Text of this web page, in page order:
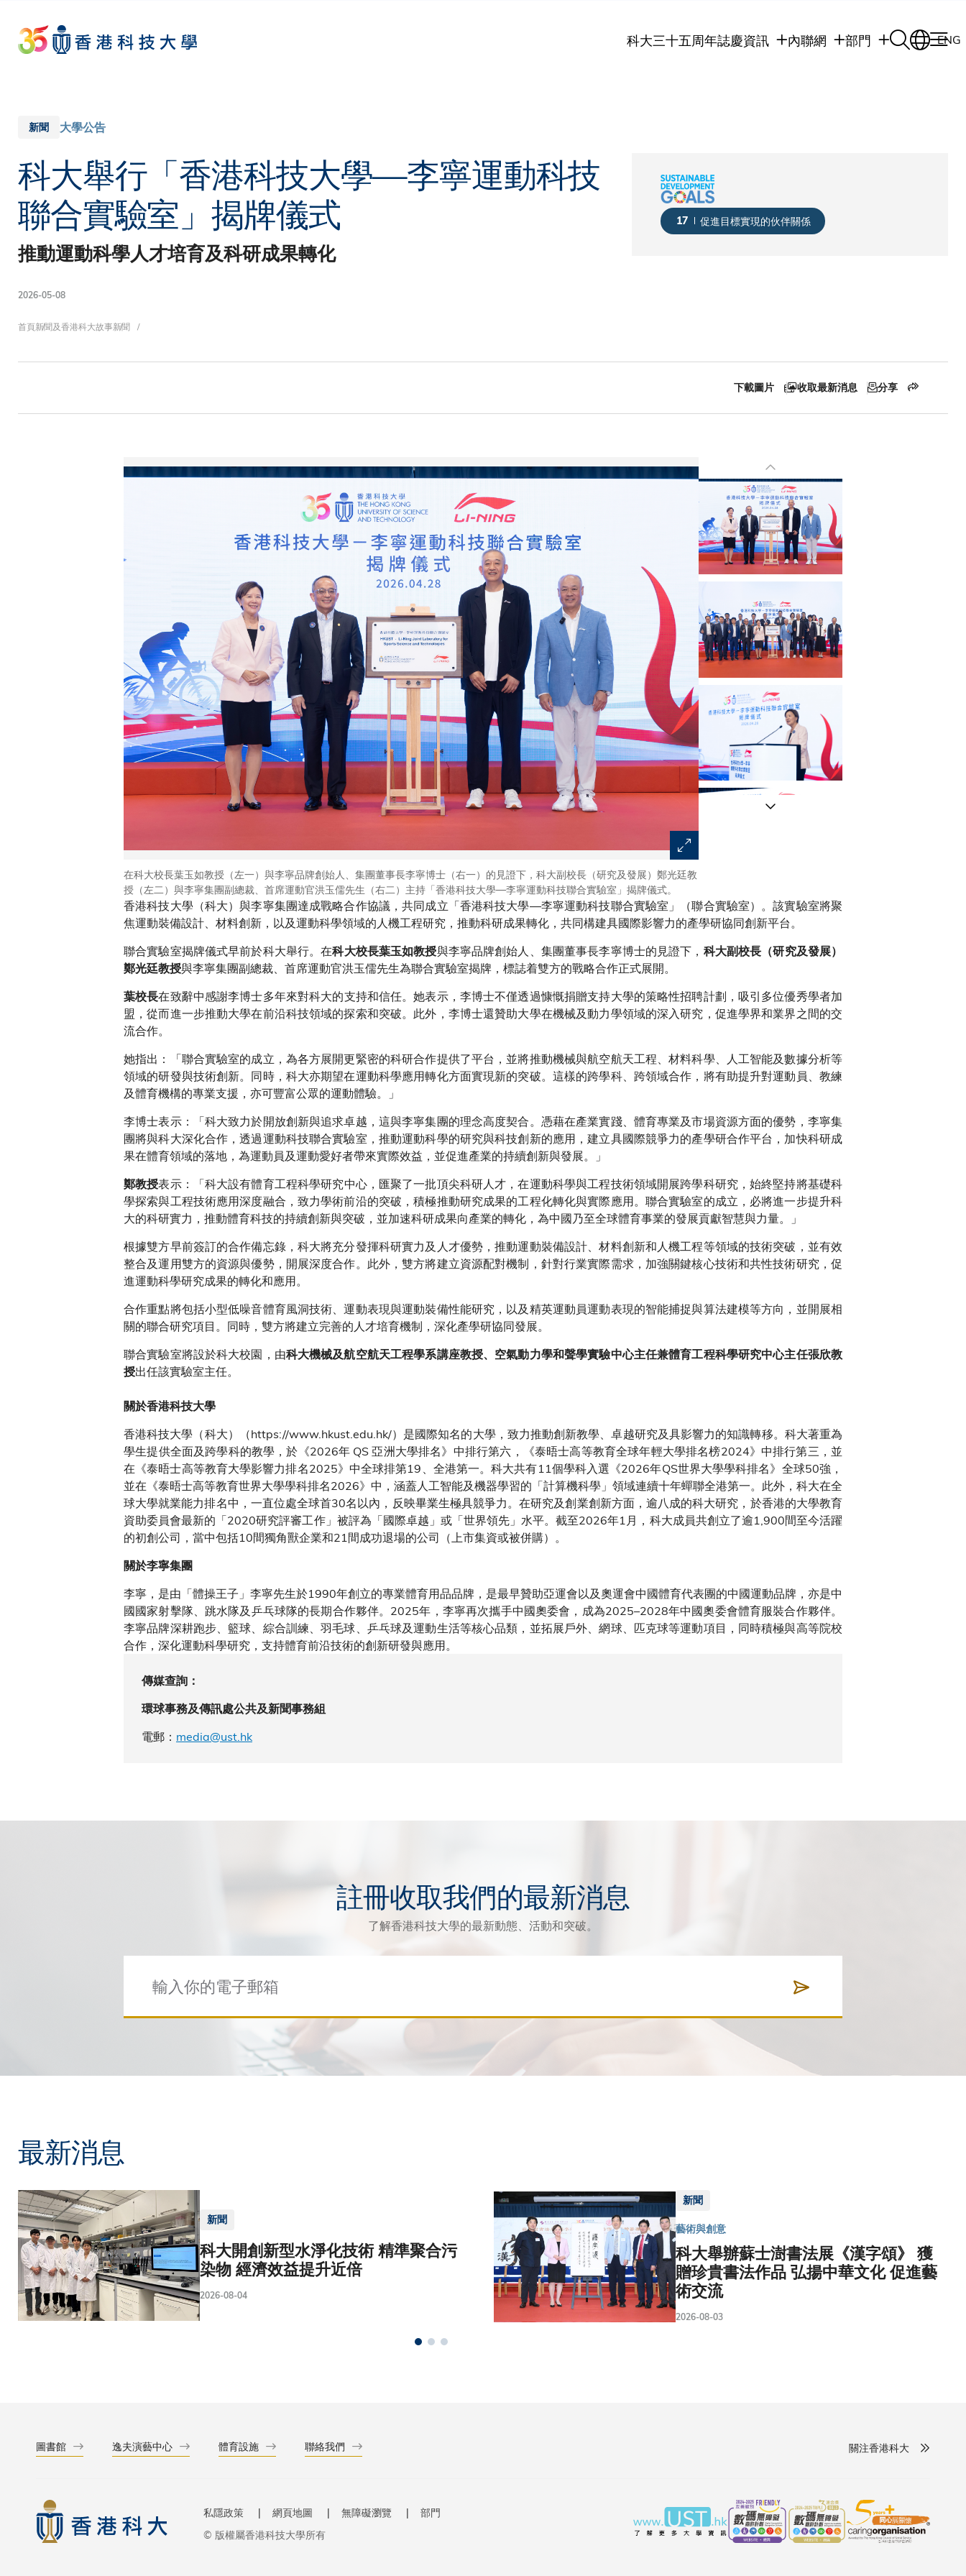
main
content
科大三十五周年誌慶資訊 內聯網 部門 ENG
新聞 大學公告
科大舉行「香港科技大學—李寧運動科技
聯合實驗室」揭牌儀式
推動運動科學人才培育及科研成果轉化
2026-05-08
導
航
首頁新聞及香港科大故事新聞
17 促進目標實現的伙伴關係
下載圖片 收取最新消息 分享
在科大校長葉玉如教授（左一）與李寧品牌創始人、集團董事長李寧博士（右一）的見證下，科大副校長（研究及發展）鄭光廷教
授（左二）與李寧集團副總裁、首席運動官洪玉儒先生（右二）主持「香港科技大學—李寧運動科技聯合實驗室」揭牌儀式。
代表出席「香港科技大學—李寧運動科技聯合實驗室」揭
香港科技大學（科大）與李寧集團達成戰略合作協議，共同成立「香港科技大學—李寧運動科技聯合實驗室」（聯合實驗室）。該實驗室將聚
焦運動裝備設計、材料創新，以及運動科學領域的人機工程研究，推動科研成果轉化，共同構建具國際影響力的產學研協同創新平台。
聯合實驗室揭牌儀式早前於科大舉行。在科大校長葉玉如教授與李寧品牌創始人、集團董事長李寧博士的見證下， 科大副校長（研究及發展）
鄭光廷教授與李寧集團副總裁、首席運動官洪玉儒先生為聯合實驗室揭牌，標誌着雙方的戰略合作正式展開。
葉校長在致辭中感謝李博士多年來對科大的支持和信任。她表示，李博士不僅透過慷慨捐贈支持大學的策略性招聘計劃，吸引多位優秀學者加
盟，從而進一步推動大學在前沿科技領域的探索和突破。此外，李博士還贊助大學在機械及動力學領域的深入研究，促進學界和業界之間的交
流合作。
她指出：「聯合實驗室的成立，為各方展開更緊密的科研合作提供了平台，並將推動機械與航空航天工程、材料科學、人工智能及數據分析等
領域的研發與技術創新。同時，科大亦期望在運動科學應用轉化方面實現新的突破。這樣的跨學科、跨領域合作，將有助提升對運動員、教練
及體育機構的專業支援，亦可豐富公眾的運動體驗。」
李博士表示：「科大致力於開放創新與追求卓越，這與李寧集團的理念高度契合。憑藉在產業實踐、體育專業及市場資源方面的優勢，李寧集
團將與科大深化合作，透過運動科技聯合實驗室，推動運動科學的研究與科技創新的應用，建立具國際競爭力的產學研合作平台，加快科研成
果在體育領域的落地，為運動員及運動愛好者帶來實際效益，並促進產業的持續創新與發展。」
鄭教授表示：「科大設有體育工程科學研究中心，匯聚了一批頂尖科研人才，在運動科學與工程技術領域開展跨學科研究，始終堅持將基礎科
學探索與工程技術應用深度融合，致力學術前沿的突破，積極推動研究成果的工程化轉化與實際應用。聯合實驗室的成立，必將進一步提升科
大的科研實力，推動體育科技的持續創新與突破，並加速科研成果向產業的轉化，為中國乃至全球體育事業的發展貢獻智慧與力量。」
根據雙方早前簽訂的合作備忘錄，科大將充分發揮科研實力及人才優勢，推動運動裝備設計、材料創新和人機工程等領域的技術突破，並有效
整合及運用雙方的資源與優勢，開展深度合作。此外，雙方將建立資源配對機制，針對行業實際需求，加強關鍵核心技術和共性技術研究，促
進運動科學研究成果的轉化和應用。
合作重點將包括小型低噪音體育風洞技術、運動表現與運動裝備性能研究，以及精英運動員運動表現的智能捕捉與算法建模等方向，並開展相
關的聯合研究項目。同時，雙方將建立完善的人才培育機制，深化產學研協同發展。
聯合實驗室將設於科大校園，由科大機械及航空航天工程學系講座教授、空氣動力學和聲學實驗中心主任兼體育工程科學研究中心主任張欣教
授出任該實驗室主任。
關於香港科技大學
香港科技大學（科大）（https://www.hkust.edu.hk/）是國際知名的大學，致力推動創新教學、卓越研究及具影響力的知識轉移。科大著重為
學生提供全面及跨學科的教學，於《2026年 QS 亞洲大學排名》中排行第六，《泰晤士高等教育全球年輕大學排名榜2024》中排行第三，並
在《泰晤士高等教育大學影響力排名2025》中全球排第19、全港第一。科大共有11個學科入選《2026年QS世界大學學科排名》全球50強，
並在《泰晤士高等教育世界大學學科排名2026》中，涵蓋人工智能及機器學習的「計算機科學」領域連續十年蟬聯全港第一。此外，科大在全
球大學就業能力排名中，一直位處全球首30名以內，反映畢業生極具競爭力。在研究及創業創新方面，逾八成的科大研究，於香港的大學教育
資助委員會最新的「2020研究評審工作」被評為「國際卓越」或「世界領先」水平。截至2026年1月，科大成員共創立了逾1,900間至今活躍
的初創公司，當中包括10間獨角獸企業和21間成功退場的公司（上市集資或被併購）。
關於李寧集團
李寧，是由「體操王子」李寧先生於1990年創立的專業體育用品品牌，是最早贊助亞運會以及奧運會中國體育代表團的中國運動品牌，亦是中
國國家射擊隊、跳水隊及乒乓球隊的長期合作夥伴。2025年，李寧再次攜手中國奧委會，成為2025–2028年中國奧委會體育服裝合作夥伴。
李寧品牌深耕跑步、籃球、綜合訓練、羽毛球、乒乓球及運動生活等核心品類，並拓展戶外、網球、匹克球等運動項目，同時積極與高等院校
合作，深化運動科學研究，支持體育前沿技術的創新研發與應用。
傳媒查詢：
環球事務及傳訊處公共及新聞事務組
電郵： media@ust.hk
註冊收取我們的最新消息
了解香港科技大學的最新動態、活動和突破。
最新消息
新聞
科大開創新型水淨化技術 精準聚合污
染物 經濟效益提升近倍
2026-08-04
新聞
藝術與創意
科大舉辦蘇士澍書法展《漢字頌》 獲
贈珍貴書法作品 弘揚中華文化 促進藝
術交流
2026-08-03
圖書館 逸夫演藝中心 體育設施 聯絡我們 關注香港科大
私隱政策 網頁地圖 無障礙瀏覽
部門
© 版權屬香港科技大學所有